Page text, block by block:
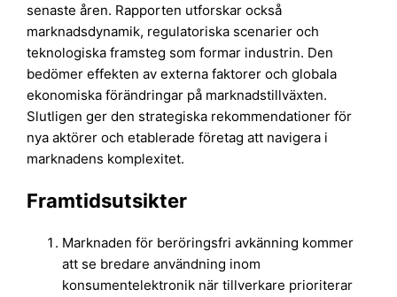
senaste åren. Rapporten utforskar också
marknadsdynamik, regulatoriska scenarier och
teknologiska framsteg som formar industrin. Den
bedömer effekten av externa faktorer och globala
ekonomiska förändringar på marknadstillväxten.
Slutligen ger den strategiska rekommendationer för
nya aktörer och etablerade företag att navigera i
marknadens komplexitet.
Framtidsutsikter
Marknaden för beröringsfri avkänning kommer
att se bredare användning inom
konsumentelektronik när tillverkare prioriterar